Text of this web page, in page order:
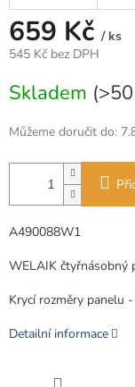
659 Kč / ks
545 Kč bez DPH
cena:
Skladem
Můžeme doručit do:
A490088W1
WELAIK čtyřnásobný
Krycí rozměry panelu
Detailní informace